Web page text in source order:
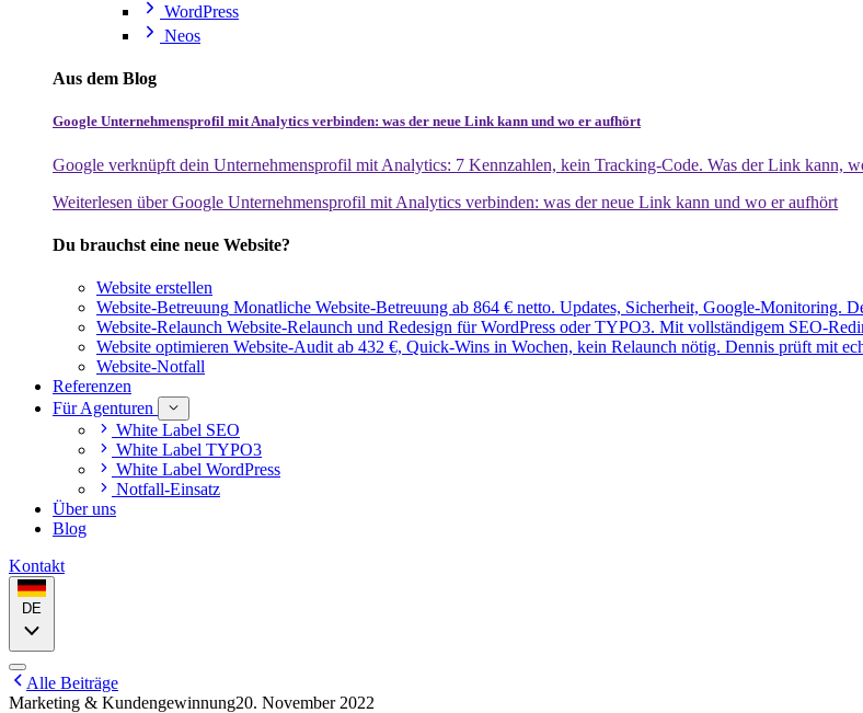
WordPress
Neos
Aus dem Blog
Google Unternehmensprofil mit Analytics verbinden: was der neue Link kann und wo er aufhört
Google verknüpft dein Unternehmensprofil mit Analytics: 7 Kennzahlen, kein Tracking-Code. Was der Link kann,
Weiterlesen über Google Unternehmensprofil mit Analytics verbinden: was der neue Link kann und wo er aufhört
Du brauchst eine neue Website?
Website erstellen
Website-Betreuung Monatliche Website-Betreuung ab 864 € netto. Updates, Sicherheit, Google-Monitoring.
Website-Relaunch Website-Relaunch und Redesign für WordPress oder TYPO3. Mit vollständigem SEO-
Website optimieren Website-Audit ab 432 €, Quick-Wins in Wochen, kein Relaunch nötig. Dennis prüft mit
Website-Notfall
Referenzen
Für Agenturen
White Label SEO
White Label TYPO3
White Label WordPress
Notfall-Einsatz
Über uns
Blog
Kontakt
DE
Alle Beiträge
Marketing & Kundengewinnung20. November 2022